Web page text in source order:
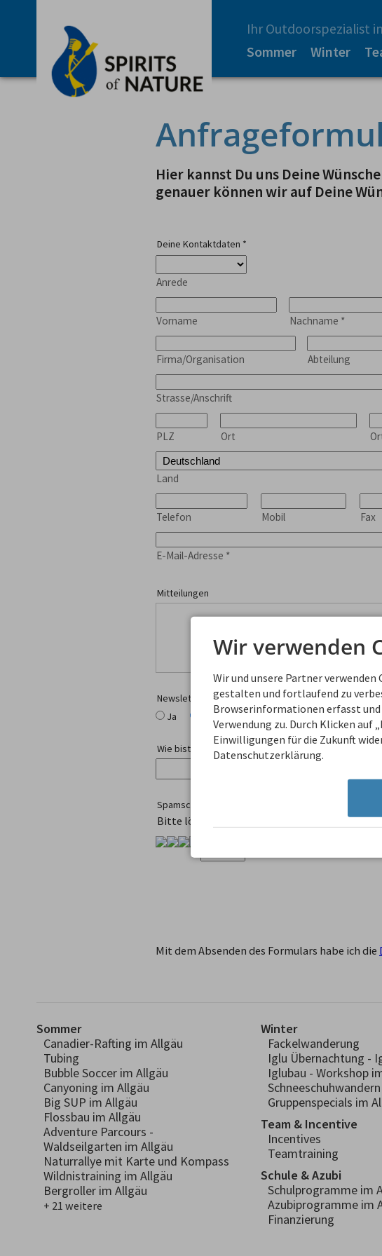
Ihr Outdoorspezialist
Sommer
Winter
Hier kannst Du uns Deine
genauer können wir auf Deine
Deine Kontaktdaten *
Anrede
Vorname Nachname *
Firma/Organisation Abteilung
Strasse/Anschrift
PLZ Ort
Land
Telefon Mobil Fax
E-Mail-Adresse *
Mitteilungen
Newsletter-Anmeldung
Ja
Nein
Wie bist Du auf uns gekommen?
Spamschutz
Bitte löse diese kleine Rechenaufgabe
Mit dem Absenden des Formulars habe ich die
Sommer
Canadier-Rafting im Allgäu
Tubing
Bubble Soccer im Allgäu
Canyoning im Allgäu
Big SUP im Allgäu
Flossbau im Allgäu
Adventure Parcours -
Waldseilgarten im Allgäu
Naturrallye mit Karte und Kompass
Wildnistraining im Allgäu
Bergroller im Allgäu
+ 21 weitere
Winter
Fackelwanderung
Iglu Übernachtung -
Iglubau - Workshop
Gruppenspecials im
Team & Incentive
Incentives
Teamtraining
Schule & Azubi
Schulprogramme im
Azubiprogramme im
Finanzierung
Wir verwenden
Wir und unsere Partner
gestalten und fortlaufend zu
Browserinformationen erfasst und
Verwendung zu. Durch Klicken
Einwilligungen für die Zukunft
Datenschutzerklärung.